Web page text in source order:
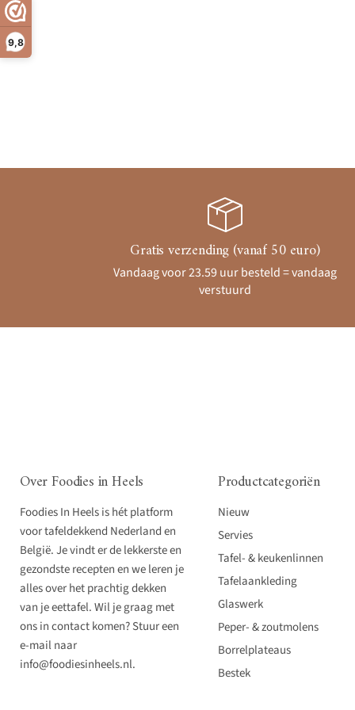
9,8
Gratis verzending (vanaf 50 euro)
Vandaag voor 23.59 uur besteld = vandaag
verstuurd
Over Foodies in Heels
Foodies In Heels is hét platform
voor tafeldekkend Nederland en
België. Je vindt er de lekkerste en
gezondste recepten en we leren je
alles over het prachtig dekken
van je eettafel. Wil je graag met
ons in contact komen? Stuur een
e-mail naar
info@foodiesinheels.nl.
Productcategoriën
Nieuw
Servies
Tafel- & keukenlinnen
Tafelaankleding
Glaswerk
Peper- & zoutmolens
Borrelplateaus
Bestek